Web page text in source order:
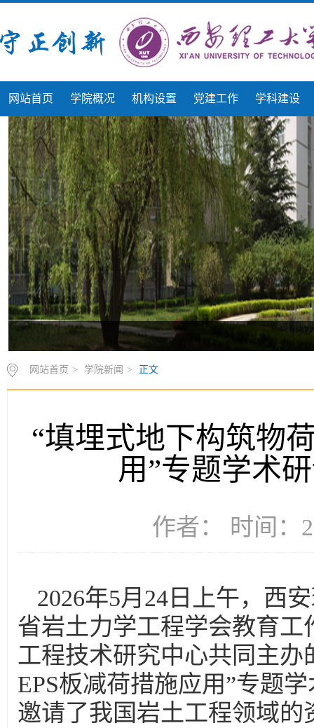
网站首页 学院概况 机构设置 党建工作 学科建设
网站首页 > 学院新闻 > 正文
“填埋式地下构筑物
用”专题学术
作者： 时间：
2026年5月24日上午，西
省岩土力学工程学会教育
工程技术研究中心共同主
EPS板减荷措施应用”专题
邀请了我国岩土工程领域